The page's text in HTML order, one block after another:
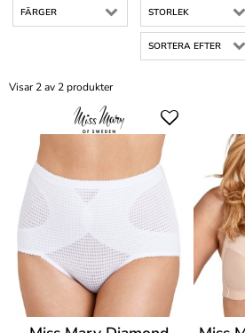
FÄRGER STORLEK
SORTERA EFTER
Visar 2 av 2 produkter